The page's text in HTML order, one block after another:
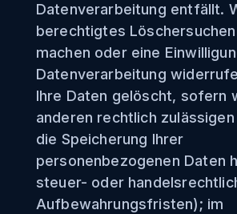
Datenverarbeitung entfällt.
berechtigtes
machen oder eine
Datenverarbeitung
Ihre Daten gelöscht, sofern
anderen rechtlich
die Speicherung Ihrer
personenbezogenen Daten
steuer- oder
Aufbewahrungsfristen); im